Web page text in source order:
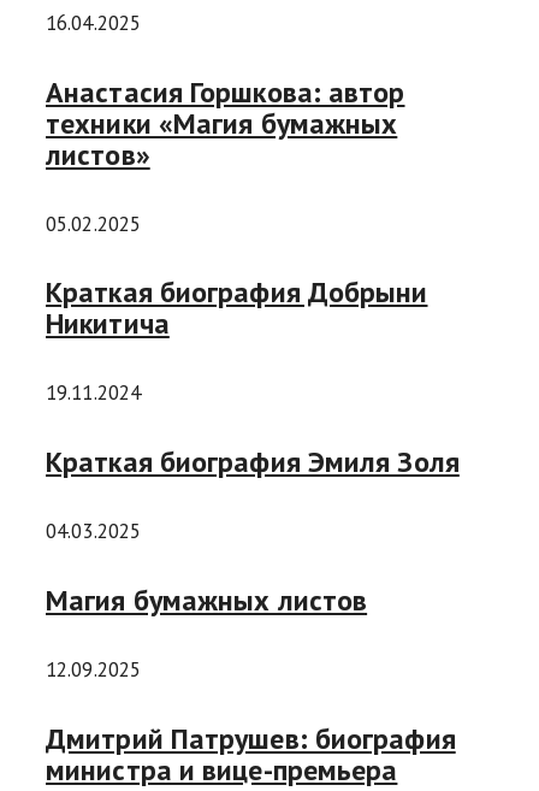
16.04.2025
Анастасия Горшкова: автор
техники «Магия бумажных
листов»
05.02.2025
Краткая биография Добрыни
Никитича
19.11.2024
Краткая биография Эмиля Золя
04.03.2025
Магия бумажных листов
12.09.2025
Дмитрий Патрушев: биография
министра и вице-премьера